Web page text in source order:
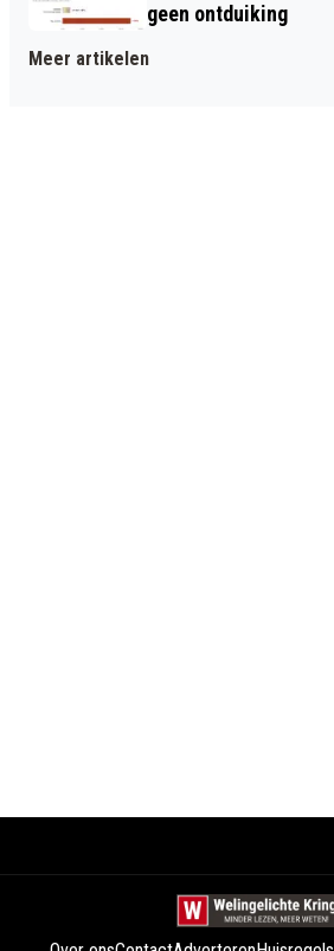
geen ontduiking
Meer artikelen